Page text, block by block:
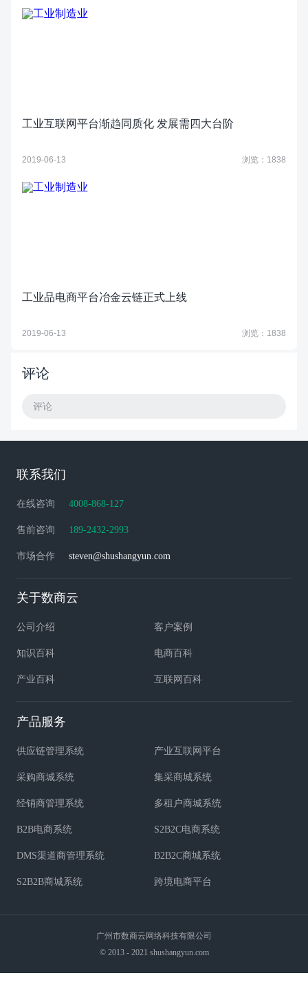
工业互联网平台渐趋同质化 发展需四大台阶
2019-06-13 浏览：1838
工业品电商平台冶金云链正式上线
2019-06-13 浏览：1838
评论
评论
联系我们
在线咨询 4008-868-127
售前咨询 189-2432-2993
市场合作 steven@shushangyun.com
关于数商云
公司介绍 客户案例
知识百科 电商百科
产业百科 互联网百科
产品服务
供应链管理系统 产业互联网平台
采购商城系统 集采商城系统
经销商管理系统 多租户商城系统
B2B电商系统 S2B2C电商系统
DMS渠道商管理系统 B2B2C商城系统
S2B2B商城系统 跨境电商平台
广州市数商云网络科技有限公司
© 2013 - 2021 shushangyun.com